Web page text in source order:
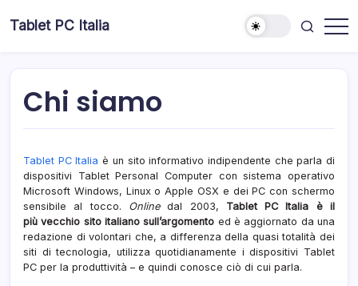
Tablet PC Italia
Tablet
Chi siamo
Tablet PC Italia è un sito informativo indipendente che parla di
dispositivi Tablet Personal Computer con sistema operativo
Microsoft Windows, Linux o Apple OSX e dei PC con schermo
sensibile al tocco. Onlinedal 2003, Tablet PC Italia è il
più vecchio sito italiano sull’argomento ed è aggiornato da una
redazione di volontari che, a differenza della quasi totalità dei
siti di tecnologia, utilizza quotidianamente i dispositivi Tablet
PC per la produttività – e quindi conosce ciò di cui parla.